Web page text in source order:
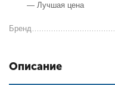
— Лучшая цена
Бренд
Описание